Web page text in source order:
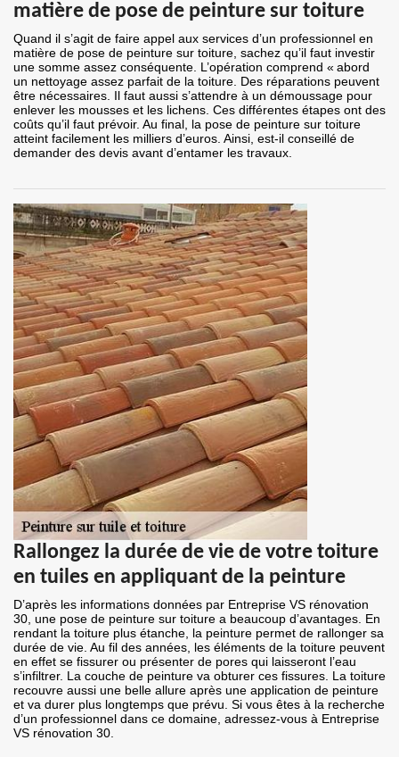
matière de pose de peinture sur toiture
Quand il s’agit de faire appel aux services d’un professionnel en
matière de pose de peinture sur toiture, sachez qu’il faut investir
une somme assez conséquente. L’opération comprend « abord
un nettoyage assez parfait de la toiture. Des réparations peuvent
être nécessaires. Il faut aussi s’attendre à un démoussage pour
enlever les mousses et les lichens. Ces différentes étapes ont des
coûts qu’il faut prévoir. Au final, la pose de peinture sur toiture
atteint facilement les milliers d’euros. Ainsi, est-il conseillé de
demander des devis avant d’entamer les travaux.
Rallongez la durée de vie de votre toiture
en tuiles en appliquant de la peinture
D’après les informations données par Entreprise VS rénovation
30, une pose de peinture sur toiture a beaucoup d’avantages. En
rendant la toiture plus étanche, la peinture permet de rallonger sa
durée de vie. Au fil des années, les éléments de la toiture peuvent
en effet se fissurer ou présenter de pores qui laisseront l’eau
s’infiltrer. La couche de peinture va obturer ces fissures. La toiture
recouvre aussi une belle allure après une application de peinture
et va durer plus longtemps que prévu. Si vous êtes à la recherche
d’un professionnel dans ce domaine, adressez-vous à Entreprise
VS rénovation 30.